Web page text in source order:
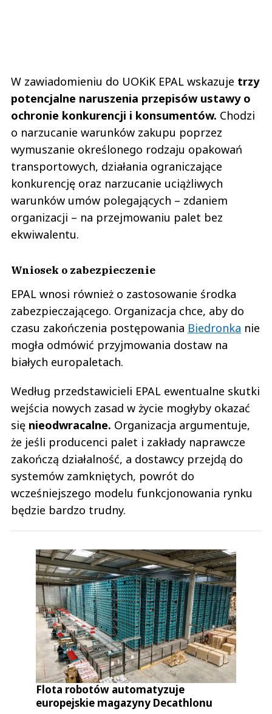
W zawiadomieniu do UOKiK EPAL wskazuje trzy
potencjalne naruszenia przepisów ustawy o
ochronie konkurencji i konsumentów. Chodzi
o narzucanie warunków zakupu poprzez
wymuszanie określonego rodzaju opakowań
transportowych, działania ograniczające
konkurencję oraz narzucanie uciążliwych
warunków umów polegających – zdaniem
organizacji – na przejmowaniu palet bez
ekwiwalentu.
Wniosek o zabezpieczenie
EPAL wnosi również o zastosowanie środka
zabezpieczającego. Organizacja chce, aby do
czasu zakończenia postępowania Biedronka nie
mogła odmówić przyjmowania dostaw na
białych europaletach.
Według przedstawicieli EPAL ewentualne skutki
wejścia nowych zasad w życie mogłyby okazać
się nieodwracalne. Organizacja argumentuje,
że jeśli producenci palet i zakłady naprawcze
zakończą działalność, a dostawcy przejdą do
systemów zamkniętych, powrót do
wcześniejszego modelu funkcjonowania rynku
będzie bardzo trudny.
Flota robotów automatyzuje
europejskie magazyny Decathlonu